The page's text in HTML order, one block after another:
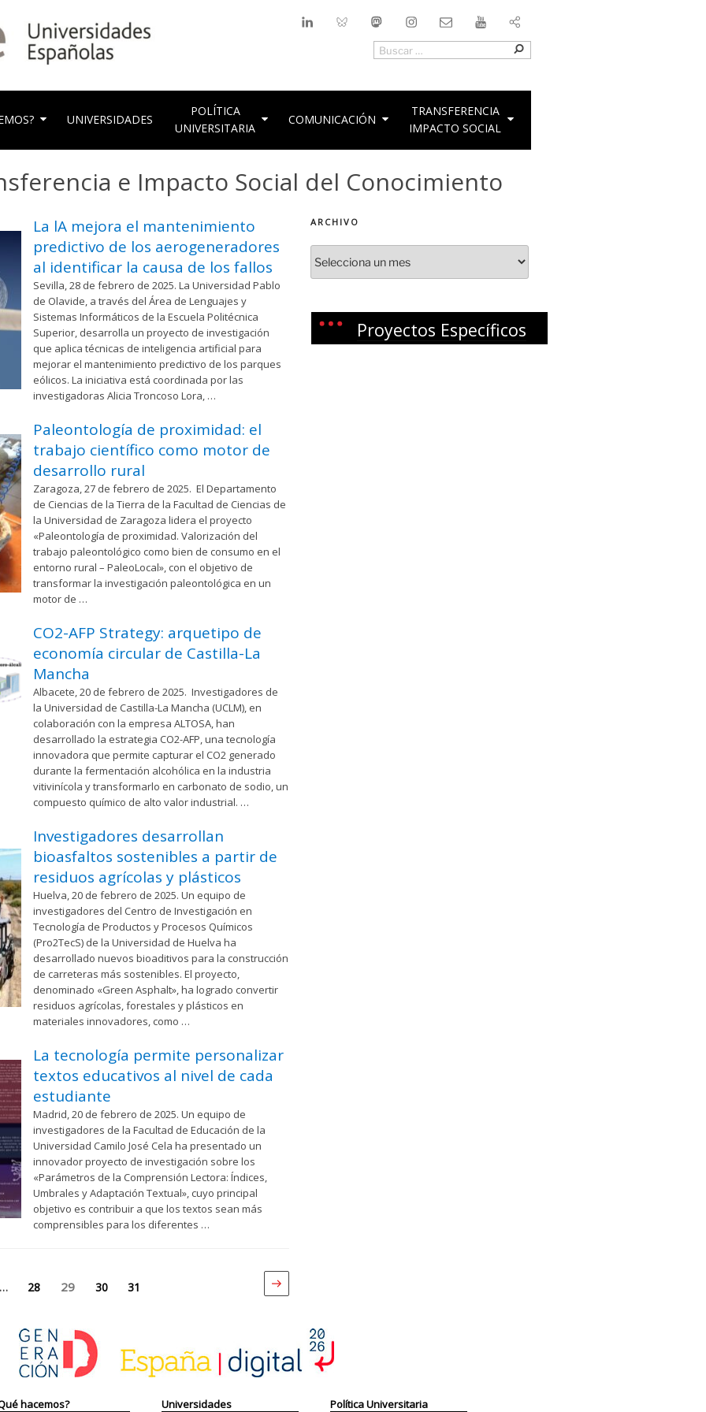
LinkedInBlueskyMastodonInstagramContactoYouTube
Buscar
Buscar
Universidades Españolas
UNIVERSIDADES
POLÍTICA
UNIVERSITARIA
COMUNICACIÓN
TRANSFERENCIA
IMPACTO SOCIAL
e Impacto Social del Conocimiento
La lA mejora el mantenimiento
predictivo de los aerogeneradores
al identificar la causa de los fallos
Sevilla, 28 de febrero de 2025. La Universidad Pablo
de Olavide, a través del Área de Lenguajes y
Sistemas Informáticos de la Escuela Politécnica
Superior, desarrolla un proyecto de investigación
que aplica técnicas de inteligencia artificial para
mejorar el mantenimiento predictivo de los parques
eólicos. La iniciativa está coordinada por las
investigadoras Alicia Troncoso Lora, …
Paleontología de proximidad: el
trabajo científico como motor de
desarrollo rural
Zaragoza, 27 de febrero de 2025. El Departamento
de Ciencias de la Tierra de la Facultad de Ciencias de
la Universidad de Zaragoza lidera el proyecto
«Paleontología de proximidad. Valorización del
trabajo paleontológico como bien de consumo en el
entorno rural – PaleoLocal», con el objetivo de
transformar la investigación paleontológica en un
motor de …
CO2-AFP Strategy: arquetipo de
economía circular de Castilla-La
Mancha
Albacete, 20 de febrero de 2025. Investigadores de
la Universidad de Castilla-La Mancha (UCLM), en
colaboración con la empresa ALTOSA, han
desarrollado la estrategia CO2-AFP, una tecnología
innovadora que permite capturar el CO2 generado
durante la fermentación alcohólica en la industria
vitivinícola y transformarlo en carbonato de sodio, un
compuesto químico de alto valor industrial. …
Investigadores desarrollan
bioasfaltos sostenibles a partir de
residuos agrícolas y plásticos
Huelva, 20 de febrero de 2025. Un equipo de
investigadores del Centro de Investigación en
Tecnología de Productos y Procesos Químicos
(Pro2TecS) de la Universidad de Huelva ha
desarrollado nuevos bioaditivos para la construcción
de carreteras más sostenibles. El proyecto,
denominado «Green Asphalt», ha logrado convertir
residuos agrícolas, forestales y plásticos en
materiales innovadores, como …
La tecnología permite personalizar
textos educativos al nivel de cada
estudiante
Madrid, 20 de febrero de 2025. Un equipo de
investigadores de la Facultad de Educación de la
Universidad Camilo José Cela ha presentado un
innovador proyecto de investigación sobre los
«Parámetros de la Comprensión Lectora: Índices,
Umbrales y Adaptación Textual», cuyo principal
objetivo es contribuir a que los textos sean más
comprensibles para los diferentes …
… Página
28 Página
29 Página
30 Página
31 Siguiente
página
ARCHIVO
Proyectos Específicos
hacemos? Universidades Política Universitaria